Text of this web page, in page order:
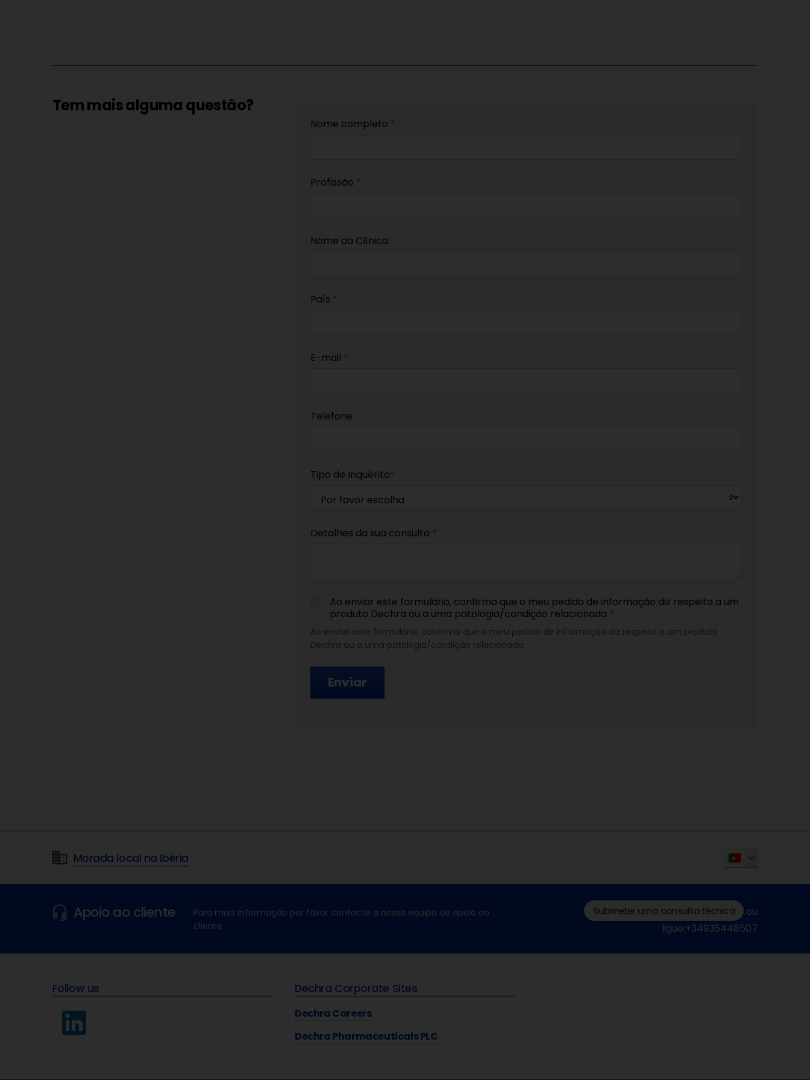
Tem mais alguma questão?
Nome completo *
Profissão *
Nome da Clínica
País *
E-mail *
Telefone
Tipo de Inquérito*
Detalhes da sua consulta *
Ao enviar este formulário, confirmo que o meu pedido de informação diz respeito a um
produto Dechra ou a uma patologia/condição relacionada *
Ao enviar este formulário, confirmo que o meu pedido de informação diz respeito a um produto
Dechra ou a uma patologia/condição relacionada.
Enviar
Morada local na Ibéria
Apoio ao cliente
Para mais informação por favor contacte a nossa equipa de apoio ao
cliente
Submeter uma consulta técnica
ou
ligue:+34935448507
Follow us Dechra Corporate Sites
Dechra Careers
Dechra Pharmaceuticals PLC